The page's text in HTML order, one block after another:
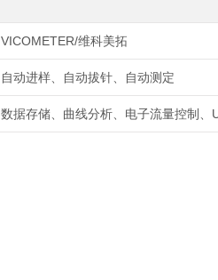
VICOMETER/维科美拓
自动进样、自动拔针、自动测定
数据存储、曲线分析、电子流量控制、